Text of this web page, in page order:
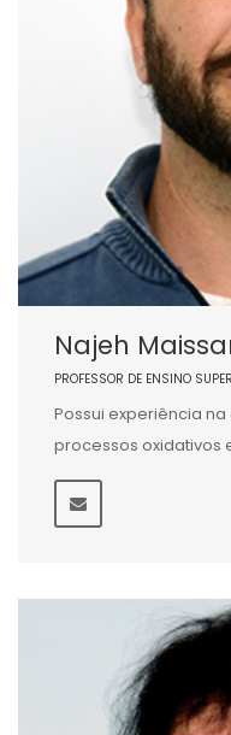
Najeh
PROFESSOR DE ENSINO
Possui experiência
processos oxidativos